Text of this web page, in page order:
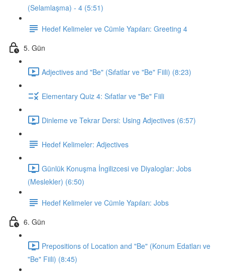
(Selamlaşma) - 4 (5:51)
Hedef Kelimeler ve Cümle Yapıları: Greeting 4
5. Gün
Adjectives and "Be" (Sıfatlar ve "Be" Fiili) (8:23)
Elementary Quiz 4: Sıfatlar ve "Be" Fiili
Dinleme ve Tekrar Dersi: Using Adjectives (6:57)
Hedef Kelimeler: Adjectives
Günlük Konuşma İngilizcesi ve Diyaloglar: Jobs
(Meslekler) (6:50)
Hedef Kelimeler ve Cümle Yapıları: Jobs
6. Gün
Prepositions of Location and "Be" (Konum Edatları ve
"Be" Fiili) (8:45)